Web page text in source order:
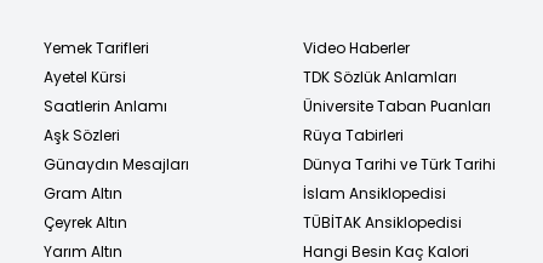
Yemek Tarifleri
Ayetel Kürsi
Saatlerin Anlamı
Aşk Sözleri
Günaydın Mesajları
Gram Altın
Çeyrek Altın
Yarım Altın
Video Haberler
TDK Sözlük Anlamları
Üniversite Taban Puanları
Rüya Tabirleri
Dünya Tarihi ve Türk Tarihi
İslam Ansiklopedisi
TÜBİTAK Ansiklopedisi
Hangi Besin Kaç Kalori